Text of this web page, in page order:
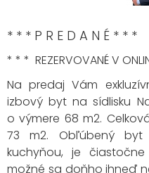
* * * P R E D A N É * * *
* * * REZERVOVANÉ V
Na predaj Vám
izbový byt na sídlisku
o výmere 68 m2.
73 m2. Obľúbený
kuchyňou, je
možné sa doňho ihneď